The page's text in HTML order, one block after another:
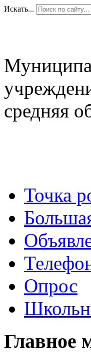
Искать...
средняя
Точка
Опрос
Главное